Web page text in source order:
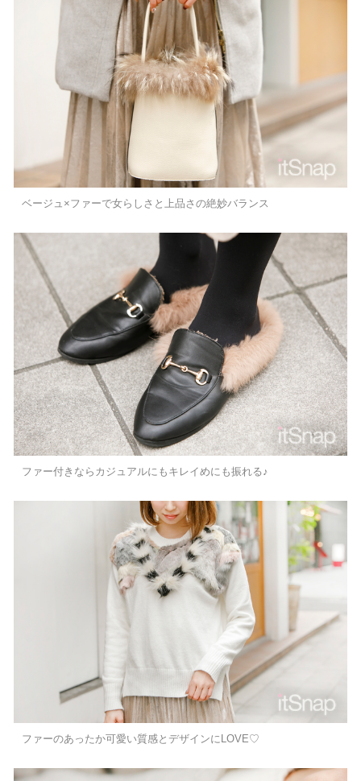
ベージュ×ファーで女らしさと上品さの絶妙バランス
ファー付きならカジュアルにもキレイめにも振れる♪
ファーのあったか可愛い質感とデザインにLOVE♡